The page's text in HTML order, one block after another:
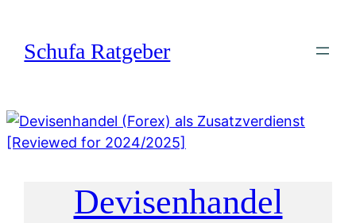
springen
Schufa Ratgeber
Devisenhandel